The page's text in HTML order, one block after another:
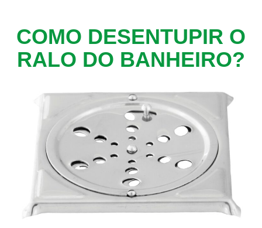
COMO DESENTUPIR O
RALO DO BANHEIRO?